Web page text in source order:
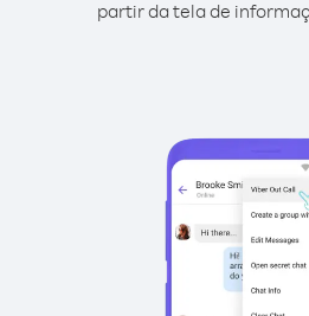
partir da tela de